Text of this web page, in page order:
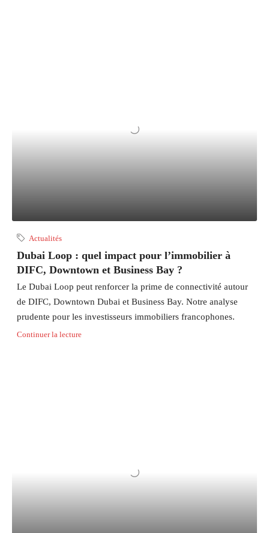
Actualités
Dubai Loop : quel impact pour l’immobilier à
DIFC, Downtown et Business Bay ?
Le Dubai Loop peut renforcer la prime de connectivité autour
de DIFC, Downtown Dubai et Business Bay. Notre analyse
prudente pour les investisseurs immobiliers francophones.
Continuer la lecture